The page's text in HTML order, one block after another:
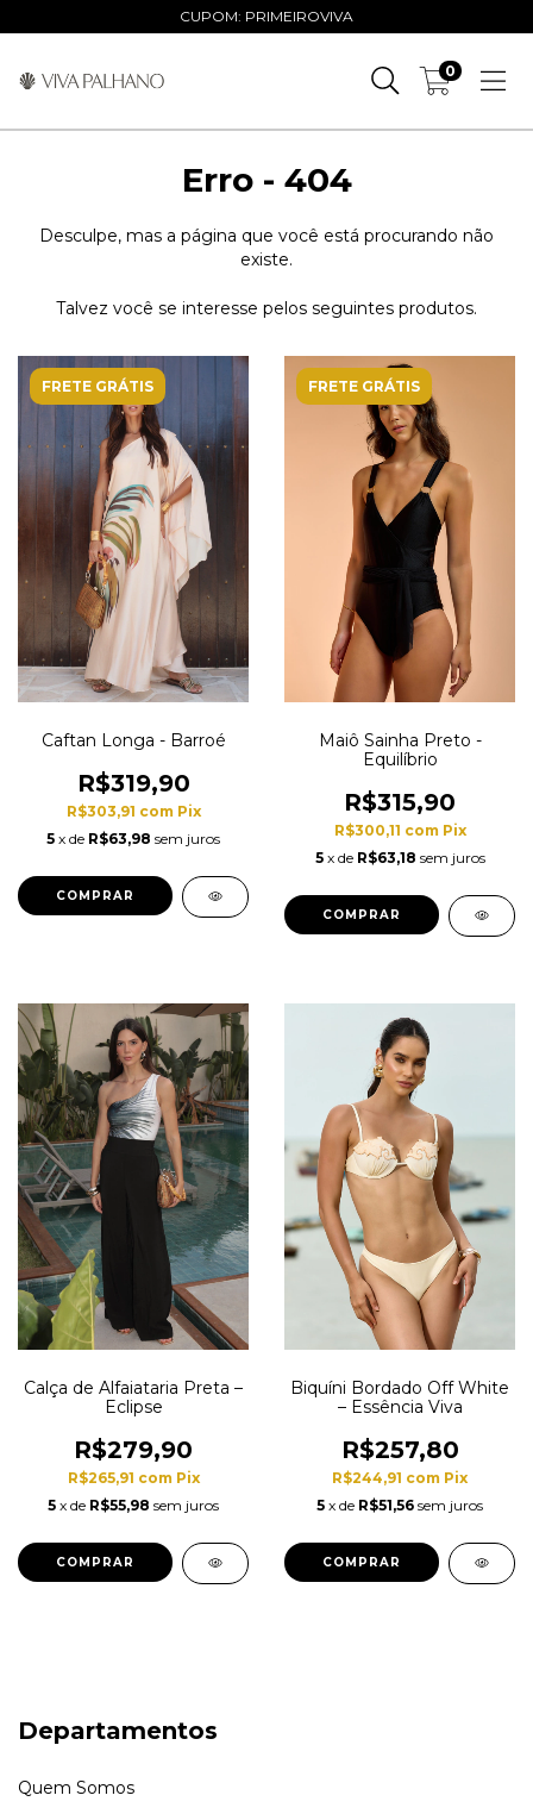
CUPOM: PRIMEIROVIVA
0
Erro - 404
Desculpe, mas a página que você está procurando não
existe.
Talvez você se interesse pelos seguintes produtos.
FRETE GRÁTIS
Caftan Longa - Barroé
R$319,90
R$303,91 com Pix
5 x de R$63,98 sem juros
COMPRAR
FRETE GRÁTIS
Maiô Sainha Preto -
Equilíbrio
R$315,90
R$300,11 com Pix
5 x de R$63,18 sem juros
COMPRAR
Calça de Alfaiataria Preta –
Eclipse
R$279,90
R$265,91 com Pix
5 x de R$55,98 sem juros
COMPRAR
Biquíni Bordado Off White
– Essência Viva
R$257,80
R$244,91 com Pix
5 x de R$51,56 sem juros
COMPRAR
Departamentos
Quem Somos